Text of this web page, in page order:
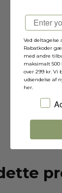
Email
Ved deltagelse
Rabatkoder
med andre
maksimalt
over 299 kr. Vi
udsendelse af
her.
Jeg